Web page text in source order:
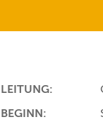
LEITUNG:
BEGINN: